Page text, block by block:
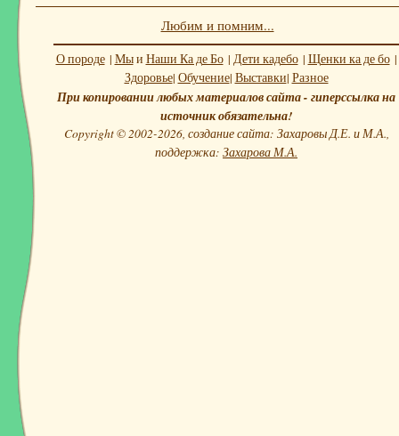
Любим и помним...
О породе| Мыи Наши Ка де Бо| Дети кадебо| Щенки ка де бо|
Здоровье| Обучение| Выставки| Разное
При копировании любых материалов сайта - гиперссылка на
источник обязательна!
Copyright © 2002-2026, создание сайта: Захаровы Д.Е. и М.А.,
поддержка: Захарова М.А.